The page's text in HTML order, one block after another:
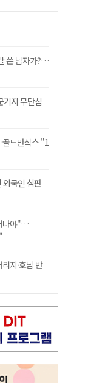
쓴 남자가?…
기지 무단침
드만삭스 "1
외국인 심판
나야"…
지·호남 반